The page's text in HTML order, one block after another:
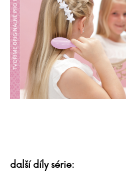
další díly série: